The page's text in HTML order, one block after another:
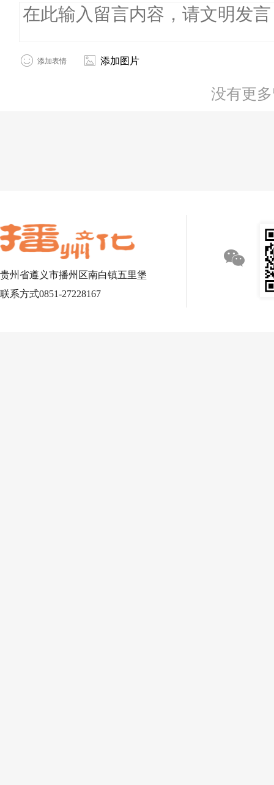
添加表情 添加图片
没有更
贵州省遵义市播州区南白镇五里堡
联系方式0851-27228167